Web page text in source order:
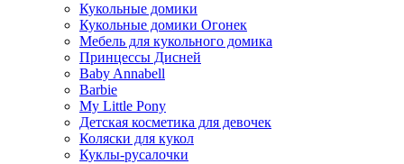
Кукольные домики
Кукольные домики Огонек
Мебель для кукольного домика
Принцессы Дисней
Baby Annabell
Barbie
My Little Pony
Детская косметика для девочек
Коляски для кукол
Куклы-русалочки